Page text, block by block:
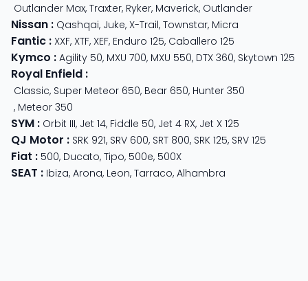
Outlander Max, Traxter, Ryker, Maverick, Outlander
Nissan : Qashqai, Juke, X-Trail, Townstar, Micra
Fantic : XXF, XTF, XEF, Enduro 125, Caballero 125
Kymco : Agility 50, MXU 700, MXU 550, DTX 360, Skytown 125
Royal Enfield :
Classic, Super Meteor 650, Bear 650, Hunter 350
, Meteor 350
SYM : Orbit III, Jet 14, Fiddle 50, Jet 4 RX, Jet X 125
QJ Motor : SRK 921, SRV 600, SRT 800, SRK 125, SRV 125
Fiat : 500, Ducato, Tipo, 500e, 500X
SEAT : Ibiza, Arona, Leon, Tarraco, Alhambra